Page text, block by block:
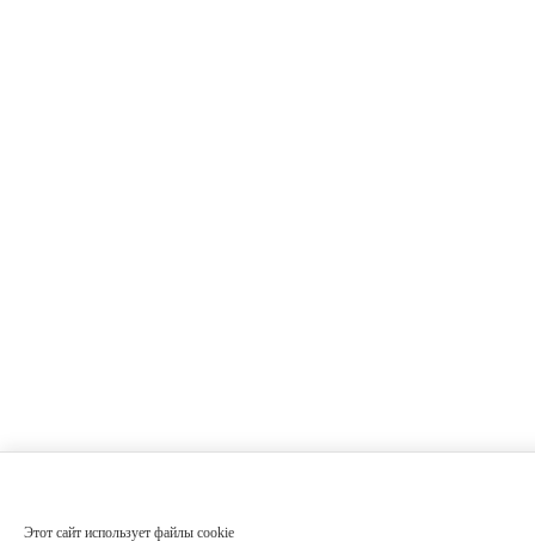
Этот сайт использует файлы cookie